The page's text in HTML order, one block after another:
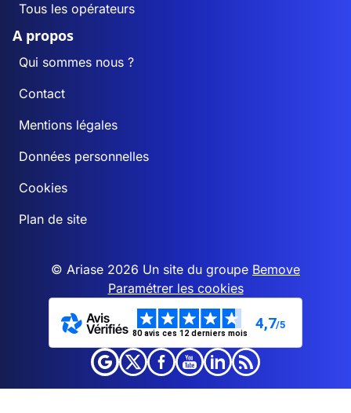
Tous les opérateurs
A propos
Qui sommes nous ?
Contact
Mentions légales
Données personnelles
Cookies
Plan de site
© Ariase 2026 Un site du groupe Bemove
Paramétrer les cookies
80 avis ces 12 derniers mois
4,7/5